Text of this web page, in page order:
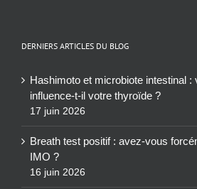
DERNIERS ARTICLES DU BLOG
Hashimoto et microbiote intestinal :
influence-t-il votre thyroïde ?
17 juin 2026
Breath test positif : avez-vous
IMO ?
16 juin 2026